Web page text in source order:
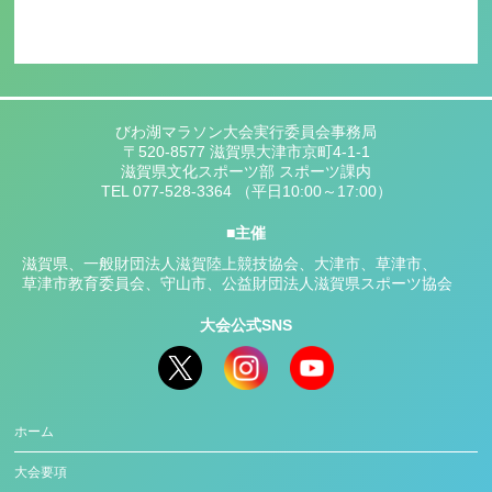
びわ湖マラソン大会実行委員会事務局
〒520-8577 滋賀県大津市京町4-1-1
滋賀県文化スポーツ部 スポーツ課内
TEL 077-528-3364 （平日10:00～17:00）
主催
滋賀県
一般財団法人滋賀陸上競技協会 大津市
草津市
草津市教育委員会
守山市 公益財団法人滋賀県スポーツ協会
大会公式SNS
ホーム
大会要項